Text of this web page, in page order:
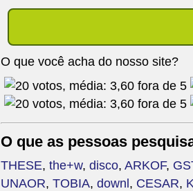
O que você acha do nosso site?
O que as pessoas
THESE, the+w, disco, ARKOF,
UNAOR, TOBIA, downl, CESAR,